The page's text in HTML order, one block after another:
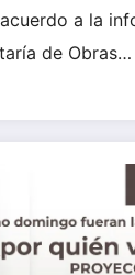
a la
de Obras…